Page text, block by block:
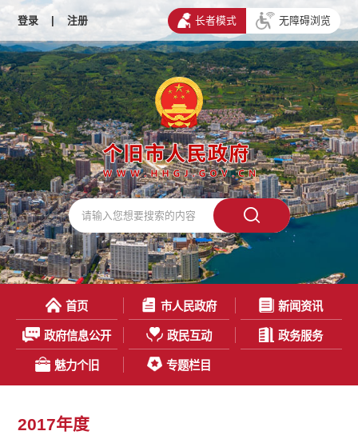
登录 | 注册 长者模式 无障碍浏览
首页 市人民政府 新闻资讯
政府信息公开 政民互动 政务服务
魅力个旧 专题栏目
2017年度